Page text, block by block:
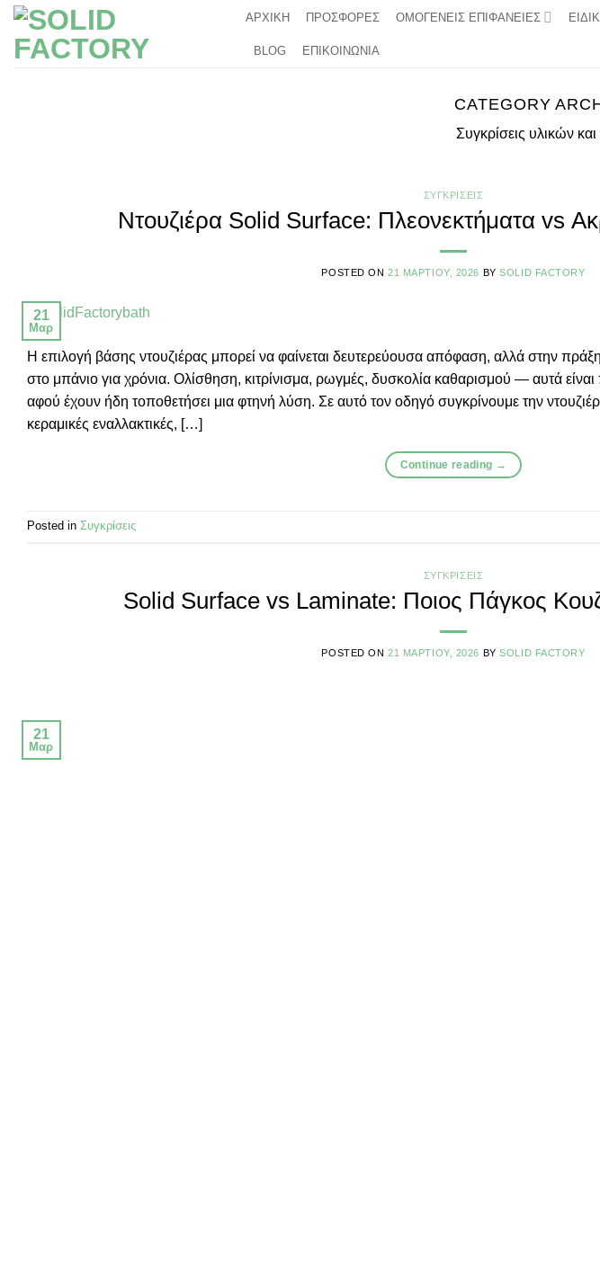
Μετάβαση
περιεχόμενο
ΑΡΧΙΚΗ ΠΡΟΣΦΟΡΕΣ ΟΜΟΓΕΝΕΙΣ ΕΠΙΦΑΝΕΙΕΣ
BLOG ΕΠΙΚΟΙΝΩΝΙΑ
CATEGORY
Συγκρίσεις υλικών
ΣΥΓΚΡΊΣΕΙΣ
Ντουζιέρα Solid Surface: Πλεονεκτήματα vs
POSTED ON21 ΜΑΡΤΊΟΥ, 2026 BYSOLID FACTORY
21
Μαρ
Η επιλογή βάσης ντουζιέρας μπορεί να φαίνεται δευτερεύουσα απόφαση, αλλά στην
στο μπάνιο για χρόνια. Ολίσθηση, κιτρίνισμα, ρωγμές, δυσκολία καθαρισμού — αυτά
αφού έχουν ήδη τοποθετήσει μια φτηνή λύση. Σε αυτό τον οδηγό συγκρίνουμε την
κεραμικές εναλλακτικές, […]
Continue reading →
Posted in Συγκρίσεις
ΣΥΓΚΡΊΣΕΙΣ
Solid Surface vs Laminate: Ποιος Πάγκος
POSTED ON21 ΜΑΡΤΊΟΥ, 2026 BYSOLID FACTORY
21
Μαρ